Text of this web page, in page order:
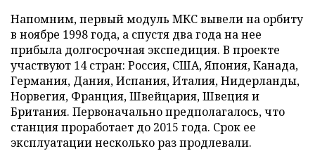
Напомним, первый модуль МКС вывели на орбиту
в ноябре 1998 года, а спустя два года на нее
прибыла долгосрочная экспедиция. В проекте
участвуют 14 стран: Россия, США, Япония, Канада,
Германия, Дания, Испания, Италия, Нидерланды,
Норвегия, Франция, Швейцария, Швеция и
Британия. Первоначально предполагалось, что
станция проработает до 2015 года. Срок ее
эксплуатации несколько раз продлевали.